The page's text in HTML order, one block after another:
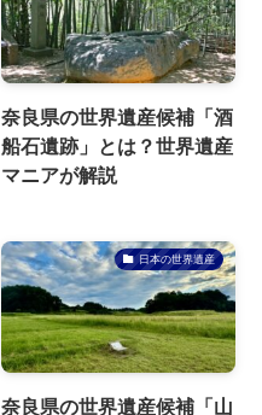
奈良県の世界遺産候補「酒
船石遺跡」とは？世界遺産
マニアが解説
日本の世界遺産
奈良県の世界遺産候補「山